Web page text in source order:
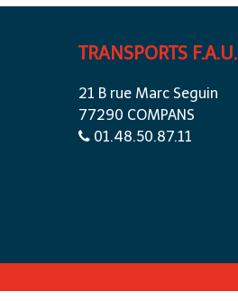
TRANSPORTS F.A.U.
21 B rue Marc Seguin
77290 COMPANS
01.48.50.87.11